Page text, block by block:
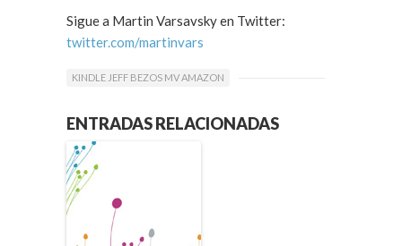
Sigue a Martin Varsavsky en Twitter:
twitter.com/martinvars
KINDLE JEFF BEZOS MV AMAZON
ENTRADAS RELACIONADAS